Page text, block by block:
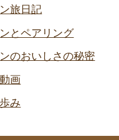
旅日記
とペアリング
のおいしさの秘密
画
み